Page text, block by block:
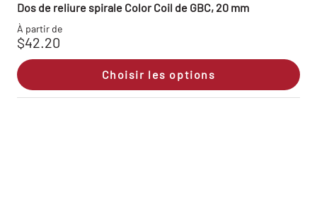
Dos de reliure spirale Color Coil de GBC, 20 mm
À partir de
$42.20
Choisir les options